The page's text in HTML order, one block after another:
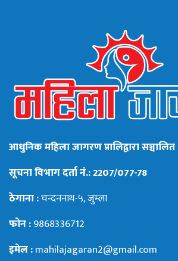
आधुनिक महिला जागरण प्रालिद्वारा सञ्चालित
सूचना विभाग दर्ता नं.: 2207/077-78
ठेगाना :चन्दननाथ-५, जुम्ला
फोन :9868336712
इमेल :mahilajagaran2@gmail.com